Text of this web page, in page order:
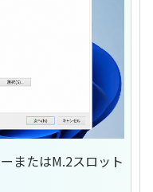
またはM.2スロット